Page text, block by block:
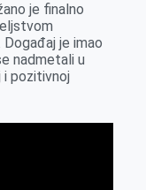
je finalno
je imao
nadmetali u
i pozitivnoj